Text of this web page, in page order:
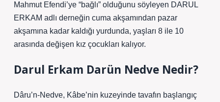
Mahmut Efendi’ye “bağlı” olduğunu söyleyen DARUL
ERKAM adlı derneğin cuma akşamından pazar
akşamına kadar kaldığı yurdunda, yaşları 8 ile 10
arasında değişen kız çocukları kalıyor.
Darul Erkam Darün Nedve Nedir?
Dâru’n-Nedve, Kâbe’nin kuzeyinde tavafın başlangıç ​​